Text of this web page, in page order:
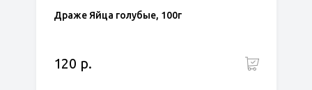
Драже Яйца голубые, 100г
120 р.